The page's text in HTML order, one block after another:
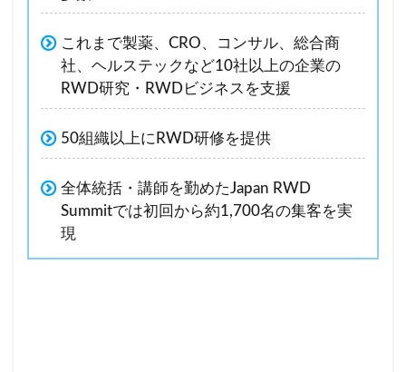
これまで製薬、CRO、コンサル、総合商
社、ヘルステックなど10社以上の企業の
RWD研究・RWDビジネスを支援
50組織以上にRWD研修を提供
全体統括・講師を勤めたJapan RWD
Summitでは初回から約1,700名の集客を実
現